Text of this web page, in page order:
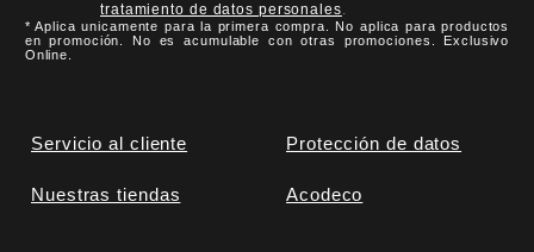
tratamiento de datos personales.
* Aplica unicamente para la primera compra. No aplica para productos
en promoción. No es acumulable con otras promociones. Exclusivo
Online.
Servicio al cliente Protección de datos
Nuestras tiendas Acodeco